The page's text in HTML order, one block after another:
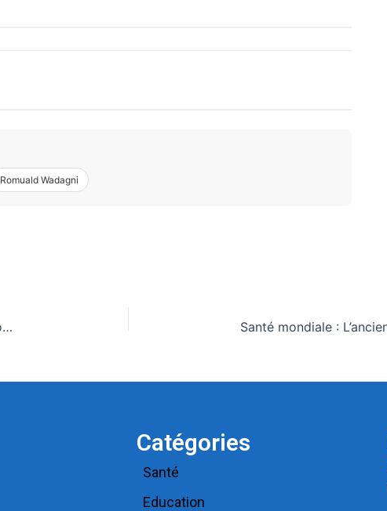
Romuald Wadagni
Ebola en RDC et en Ouganda : le nombre de cas suspects tombe de 906 à 116, selon l’OMS
Catégories
Santé
Education